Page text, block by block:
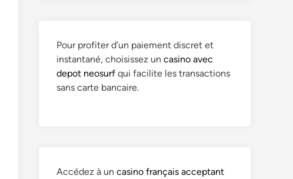
Pour profiter d’un paiement discret et
instantané, choisissez un casino avec
depot neosurf qui facilite les transactions
sans carte bancaire.
Accédez à un casino français acceptant